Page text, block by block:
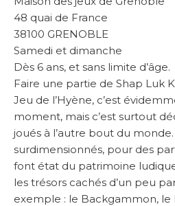
48 quai de France
38100 GRENOBLE
Samedi et dimanche
Dès 6 ans, et sans limite d’âge.
Faire une partie de Shap Luk
Jeu de l’Hyène, c’est
moment, mais c’est surtout
joués à l’autre bout du
surdimensionnés, pour des
font état du patrimoine
les trésors cachés d’un peu
exemple : le Backgammon, le